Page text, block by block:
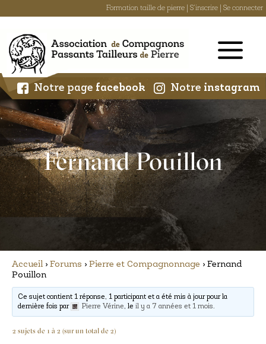
Formation taille de pierre S'inscrire Se connecter
content
Notre page facebook Notre instagram
Fernand Pouillon
Accueil › Forums › Pierre et Compagnonnage › Fernand
Pouillon
Ce sujet contient 1 réponse, 1 participant et a été mis à jour pour la
dernière fois par
Pierre Vérine, leil y a 7 années et 1 mois.
2 sujets de 1 à 2 (sur un total de 2)